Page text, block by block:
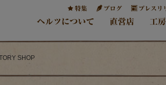
特集 ブログ プレスリ
ヘルツについて 直営店 工房
SHOP